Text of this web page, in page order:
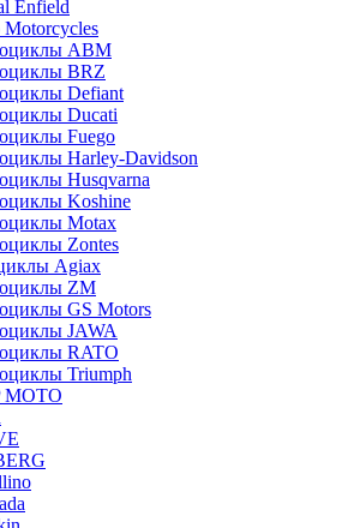
Enfield
Motorcycles
ABM
BRZ
Defiant
Ducati
Fuego
Harley-Davidson
Husqvarna
Koshine
Motax
Zontes
Agiax
ZM
GS Motors
JAWA
RATO
Triumph
MOTO